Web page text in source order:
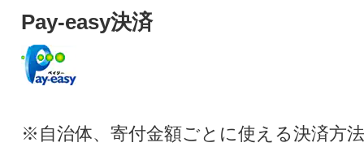
Pay-easy決済
※自治体、寄付金額ごとに使える決済方